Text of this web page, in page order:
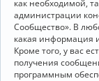
как необходимой,
администрации
Сообщество». В
какая информация
Кроме того, у вас
получения
программным